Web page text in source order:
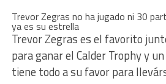
Trevor Zegras no ha jugado ni 30
ya es su estrella
Trevor Zegras es el favorito
para ganar el Calder Trophy y
tiene todo a su favor para